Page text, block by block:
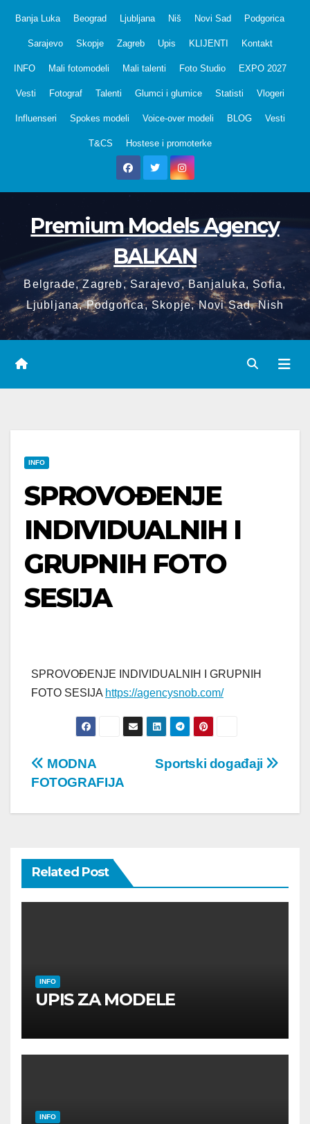
Banja Luka Beograd Ljubljana Niš Novi Sad Podgorica
Sarajevo Skopje Zagreb Upis KLIJENTI Kontakt
INFO Mali fotomodeli Mali talenti Foto Studio EXPO 2027
Vesti Fotograf Talenti Glumci i glumice Statisti Vlogeri
Influenseri Spokes modeli Voice-over modeli BLOG Vesti
T&CS Hostese i promoterke
Premium Models Agency
BALKAN
Belgrade, Zagreb, Sarajevo, Banjaluka, Sofia,
Ljubljana, Podgorica, Skopje, Novi Sad, Nish
INFO
SPROVOĐENJE
INDIVIDUALNIH I
GRUPNIH FOTO
SESIJA
SPROVOĐENJE INDIVIDUALNIH I GRUPNIH
FOTO SESIJA https://agencysnob.com/
Post
Sportski događaji
MODNA
FOTOGRAFIJA
Related Post
INFO
UPIS ZA MODELE
INFO